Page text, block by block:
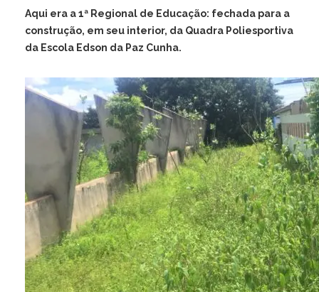
Aqui era a 1ª Regional de Educação: fechada para a
construção, em seu interior, da Quadra Poliesportiva
da Escola Edson da Paz Cunha.